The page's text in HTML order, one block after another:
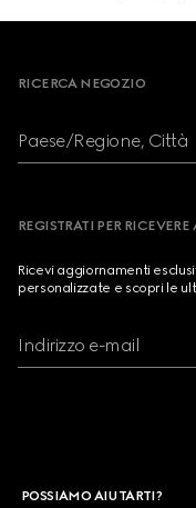
RICERCA NEGOZIO
Paese/Regione, Città
REGISTRATI PER
Ricevi aggiornamenti
personalizzate e scopri le
Indirizzo e-mail
POSSIAMO AIUTARTI?